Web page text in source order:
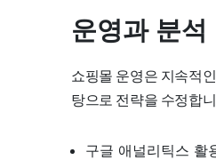
운영과 분석
쇼핑몰 운영은 지속적
탕으로 전략을 수정합
구글 애널리틱스 활